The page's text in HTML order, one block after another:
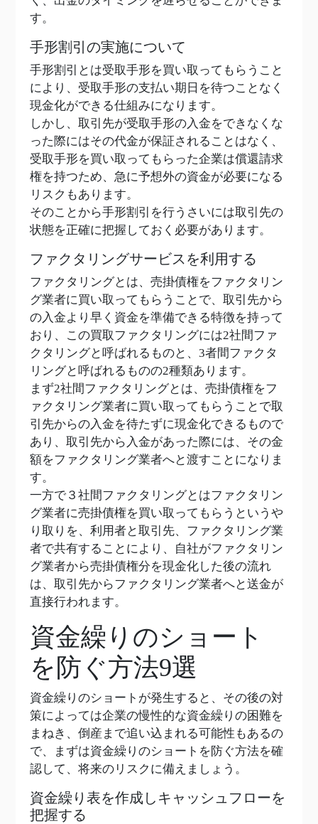
す。
手形割引の実施について
手形割引とは受取手形を買い取ってもらうこと
により、受取手形の支払い期日を待つことなく
現金化ができる仕組みになります。
しかし、取引先が受取手形の入金をできなくな
った際にはその代金が保証されることはなく、
受取手形を買い取ってもらった企業は償還請求
権を持つため、急に予想外の資金が必要になる
リスクもあります。
そのことから手形割引を行うさいには取引先の
状態を正確に把握しておく必要があります。
ファクタリングサービスを利用する
ファクタリングとは、売掛債権をファクタリン
グ業者に買い取ってもらうことで、取引先から
の入金より早く資金を準備できる特徴を持って
おり、この買取ファクタリングには2社間ファ
クタリングと呼ばれるものと、3者間ファクタ
リングと呼ばれるものの2種類あります。
まず2社間ファクタリングとは、売掛債権をフ
ァクタリング業者に買い取ってもらうことで取
引先からの入金を待たずに現金化できるもので
あり、取引先から入金があった際には、その金
額をファクタリング業者へと渡すことになりま
す。
一方で３社間ファクタリングとはファクタリン
グ業者に売掛債権を買い取ってもらうというや
り取りを、利用者と取引先、ファクタリング業
者で共有することにより、自社がファクタリン
グ業者から売掛債権分を現金化した後の流れ
は、取引先からファクタリング業者へと送金が
直接行われます。
資金繰りのショート
を防ぐ方法9選
資金繰りのショートが発生すると、その後の対
策によっては企業の慢性的な資金繰りの困難を
まねき、倒産まで追い込まれる可能性もあるの
で、まずは資金繰りのショートを防ぐ方法を確
認して、将来のリスクに備えましょう。
資金繰り表を作成しキャッシュフローを
把握する